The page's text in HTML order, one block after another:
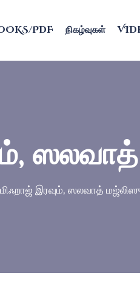
PDF நிகழ்வுகள்
மிஃறாஜ் இரவும், ஸலவாத்